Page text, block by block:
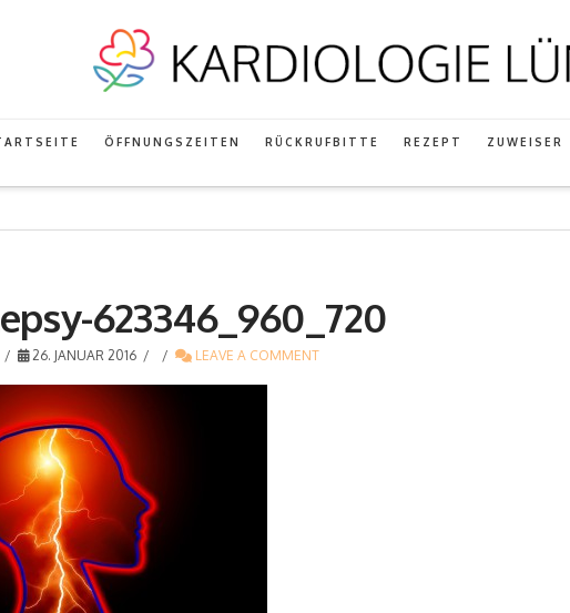
ÖFFNUNGSZEITEN RÜCKRUFBITTE REZEPT ZUWEISER
623346_960_720
26. JANUAR 2016 LEAVE A COMMENT